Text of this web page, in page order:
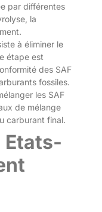
par différentes
la
à éliminer le
étape est
des SAF
fossiles.
les SAF
de mélange
carburant final.
Etats-